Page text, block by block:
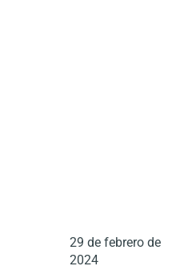
29 de febrero de
2024